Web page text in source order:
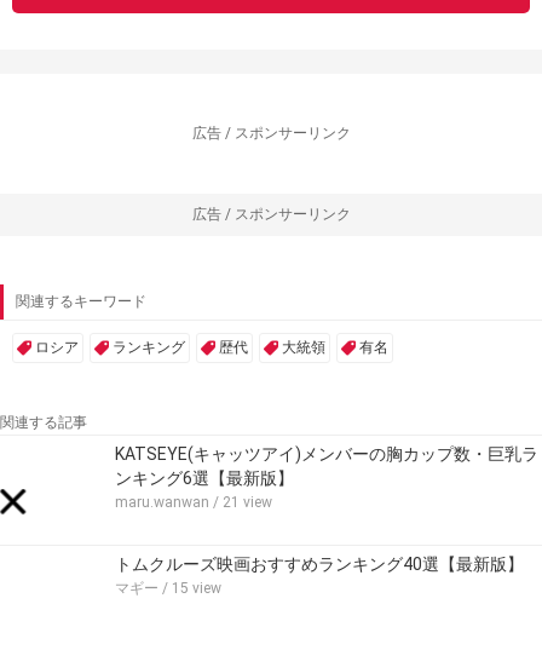
広告 / スポンサーリンク
広告 / スポンサーリンク
関連するキーワード
ロシア ランキング 歴代 大統領 有名
関連する記事
KATSEYE(キャッツアイ)メンバーの胸カップ数・巨乳ラ
ンキング6選【最新版】
maru.wanwan / 21 view
トムクルーズ映画おすすめランキング40選【最新版】
マギー / 15 view